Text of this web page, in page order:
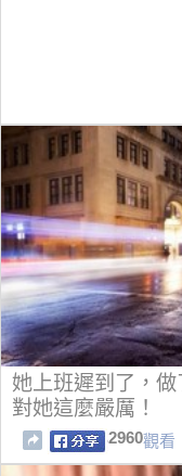
她上班遲到了，
對她這麼嚴厲！
2960觀看